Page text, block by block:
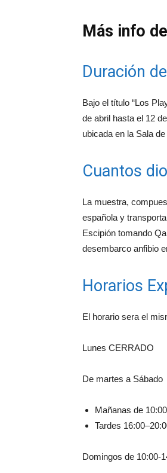
Más info
Duración
Bajo el título “Los
de abril hasta el 12
ubicada en la Sala
Cuantos
La muestra,
española y
Escipión tomando
desembarco anfibio
Horarios
El horario sera el
Lunes CERRADO
De martes a Sábado
Mañanas de
Tardes
Domingos de 10:00-